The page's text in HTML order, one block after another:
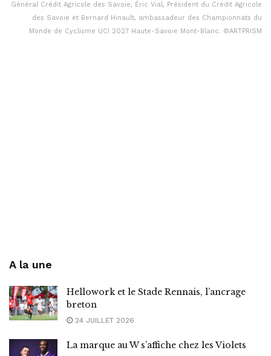
Général Crédit Agricole des Savoie, Éric Vial, Président du Crédit Agricole
des Savoie et Bernard Hinault, ambassadeur des Championnats du
Monde de Cyclisme UCI 2027 Haute-Savoie Mont-Blanc. ©ARTPRISM
A la une
Hellowork et le Stade Rennais, l’ancrage
breton
24 JUILLET 2026
La marque au W s’affiche chez les Violets